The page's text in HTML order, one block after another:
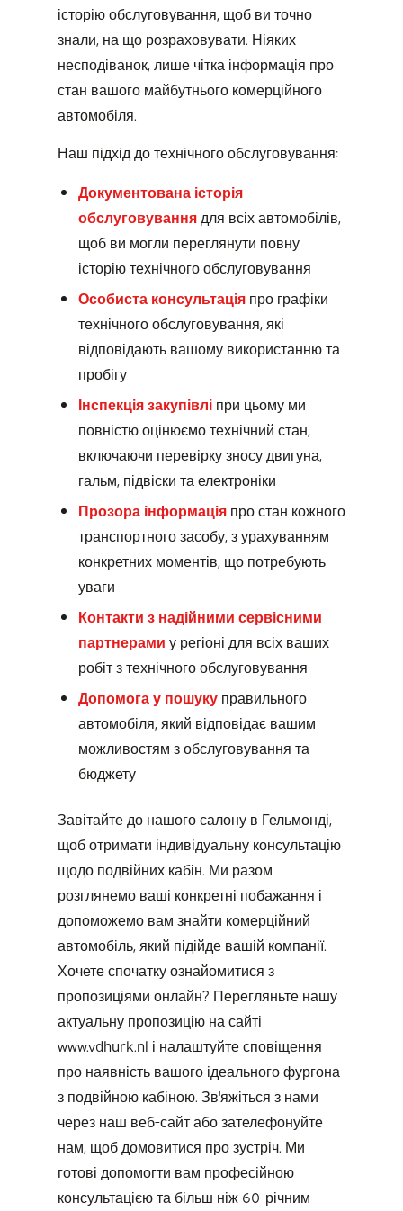
історію обслуговування, щоб ви точно
знали, на що розраховувати. Ніяких
несподіванок, лише чітка інформація про
стан вашого майбутнього комерційного
автомобіля.
Наш підхід до технічного обслуговування:
Документована історія
обслуговуваннядля всіх автомобілів,
щоб ви могли переглянути повну
історію технічного обслуговування
Особиста консультаціяпро графіки
технічного обслуговування, які
відповідають вашому використанню та
пробігу
Інспекція закупівліпри цьому ми
повністю оцінюємо технічний стан,
включаючи перевірку зносу двигуна,
гальм, підвіски та електроніки
Прозора інформаціяпро стан кожного
транспортного засобу, з урахуванням
конкретних моментів, що потребують
уваги
Контакти з надійними сервісними
партнерами у регіоні для всіх ваших
робіт з технічного обслуговування
Допомога у пошукуправильного
автомобіля, який відповідає вашим
можливостям з обслуговування та
бюджету
Завітайте до нашого салону в Гельмонді,
щоб отримати індивідуальну консультацію
щодо подвійних кабін. Ми разом
розглянемо ваші конкретні побажання і
допоможемо вам знайти комерційний
автомобіль, який підійде вашій компанії.
Хочете спочатку ознайомитися з
пропозиціями онлайн? Перегляньте нашу
актуальну пропозицію на сайті
www.vdhurk.nl і налаштуйте сповіщення
про наявність вашого ідеального фургона
з подвійною кабіною. Зв'яжіться з нами
через наш веб-сайт або зателефонуйте
нам, щоб домовитися про зустріч. Ми
готові допомогти вам професійною
консультацією та більш ніж 60-річним